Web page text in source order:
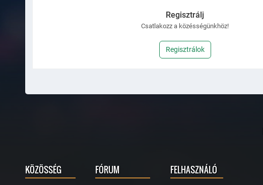
Regisztrálj
Csatlakozz a közésségünkhöz!
Regisztrálok
KÖZÖSSÉG FÓRUM FELHASZNÁLÓ